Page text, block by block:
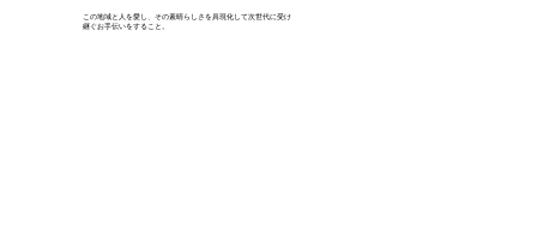
この地域と人を愛し、その素晴らしさを具現化して次世代に受け
継ぐお手伝いをすること。